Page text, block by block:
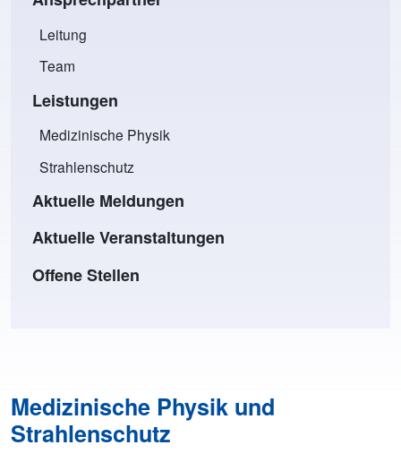
Leitung
Team
Leistungen
Medizinische Physik
Strahlenschutz
Aktuelle Meldungen
Aktuelle Veranstaltungen
Offene Stellen
Medizinische Physik und
Strahlenschutz